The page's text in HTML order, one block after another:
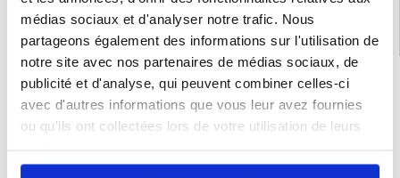
médias sociaux et d'analyser notre trafic. Nous
partageons également des informations sur l'utilisation de
notre site avec nos partenaires de médias sociaux, de
publicité et d'analyse, qui peuvent combiner celles-ci
avec d'autres informations que vous leur avez fournies
ou qu'ils ont collectées lors de votre utilisation de leurs
LIVRAISON RAPIDE
7 % DE RÉDUCTION
POUR LES MEMBRES DU CLUB24
CHAT EN DIRECT :